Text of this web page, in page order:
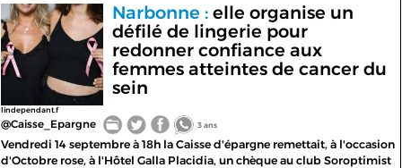
lindependant.f
Narbonne :elle organise un
défilé de lingerie pour
redonner confiance aux
femmes atteintes de cancer du
sein
@Caisse_Epargne 3 ans
Vendredi 14 septembre à 18h la Caisse d'épargne remettait, à l'occasion
d'Octobre rose, à l'Hôtel Galla Placidia, un chèque au club Soroptimist